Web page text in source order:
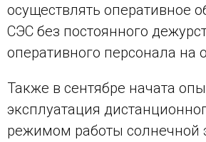
осуществлять оперативное
СЭС без постоянного
оперативного персонала на
Также в сентябре начата
эксплуатация
режимом работы солнечной